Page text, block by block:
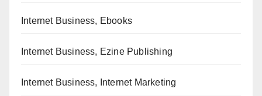
Internet Business, Ebooks
Internet Business, Ezine Publishing
Internet Business, Internet Marketing